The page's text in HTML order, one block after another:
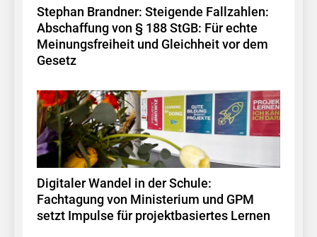
Stephan Brandner: Steigende Fallzahlen:
Abschaffung von § 188 StGB: Für echte
Meinungsfreiheit und Gleichheit vor dem
Gesetz
Digitaler Wandel in der Schule:
Fachtagung von Ministerium und GPM
setzt Impulse für projektbasiertes Lernen